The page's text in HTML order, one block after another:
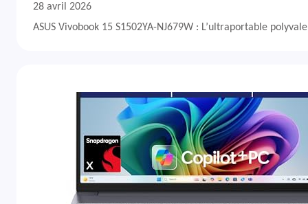
28 avril 2026
ASUS Vivobook 15 S1502YA-NJ679W : L’ultraportable